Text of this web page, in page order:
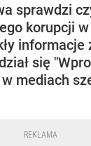
sprawdzi
korupcji
informacje
się
mediach